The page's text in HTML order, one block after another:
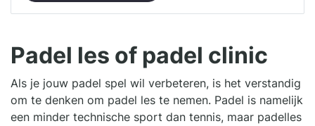
Padel les of padel clinic
Als je jouw padel spel wil verbeteren, is het verstandig
om te denken om padel les te nemen. Padel is namelijk
een minder technische sport dan tennis, maar padelles